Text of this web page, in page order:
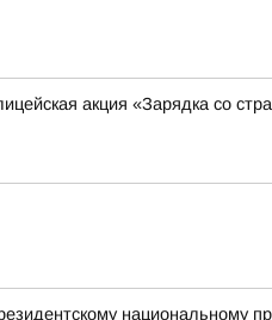
акция «Зарядка со
национальному